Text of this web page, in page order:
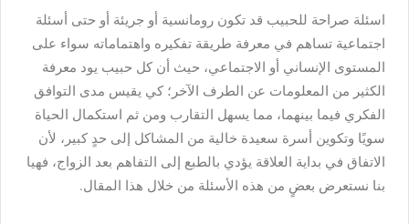
اسئلة صراحة للحبيب قد تكون رومانسية أو جريئة أو حتى أسئلة
اجتماعية تساهم في معرفة طريقة تفكيره واهتماماته سواء على
المستوى الإنساني أو الاجتماعي، حيث أن كل حبيب يود معرفة
الكثير من المعلومات عن الطرف الآخر؛ كي يقيس مدى التوافق
الفكري فيما بينهما، مما يسهل التقارب ومن ثم استكمال الحياة
سويًا وتكوين أسرة سعيدة خالية من المشاكل إلى حدٍ كبير، لأن
الاتفاق في بداية العلاقة يؤدي بالطبع إلى التفاهم بعد الزواج، فهيا
بنا نستعرض بعضٍ من هذه الأسئلة من خلال هذا المقال.